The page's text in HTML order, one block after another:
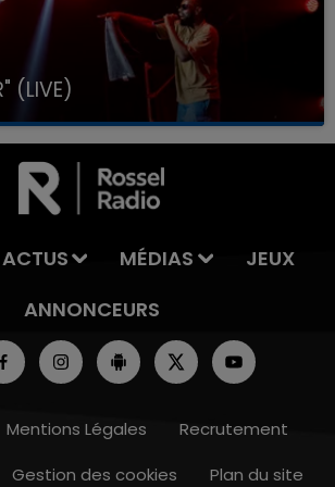
(LIVE)
ACTUS MÉDIAS
JEUX
ANNONCEURS
Mentions Légales
Recrutement
Gestion des cookies Plan du site